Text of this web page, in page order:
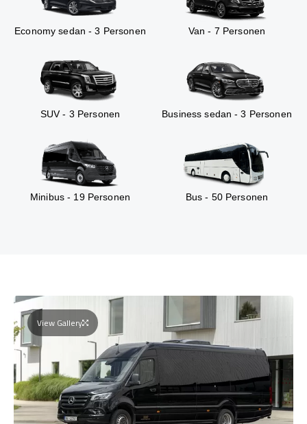
Economy sedan - 3 Personen Van - 7 Personen
SUV - 3 Personen Business sedan - 3 Personen
Minibus - 19 Personen Bus - 50 Personen
View Gallery